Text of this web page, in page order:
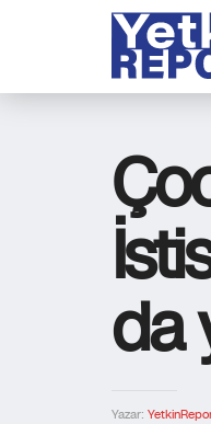
da
Yazar: